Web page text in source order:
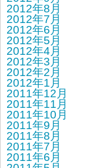
2012年8月
2012年7月
2012年6月
2012年5月
2012年4月
2012年3月
2012年2月
2012年1月
2011年12月
2011年11月
2011年10月
2011年9月
2011年8月
2011年7月
2011年6月